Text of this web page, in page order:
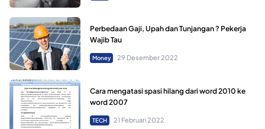
Perbedaan Gaji, Upah dan Tunjangan ? Pekerja
Wajib Tau
Money 29 Desember 2022
Cara mengatasi spasi hilang dari word 2010 ke
word 2007
TECH 21 Februari 2022